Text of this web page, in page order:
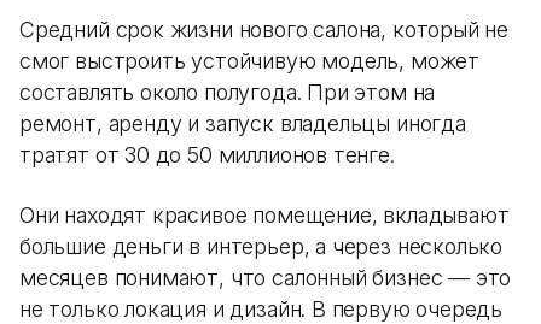
Средний срок жизни нового салона, который не
смог выстроить устойчивую модель, может
составлять около полугода. При этом на
ремонт, аренду и запуск владельцы иногда
тратят от 30 до 50 миллионов тенге.
Они находят красивое помещение, вкладывают
большие деньги в интерьер, а через несколько
месяцев понимают, что салонный бизнес — это
не только локация и дизайн. В первую очередь